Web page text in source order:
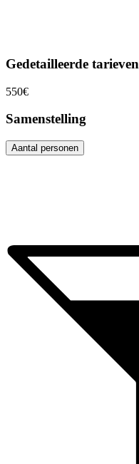
Gedetailleerde tarieven
550€
Samenstelling
Aantal personen